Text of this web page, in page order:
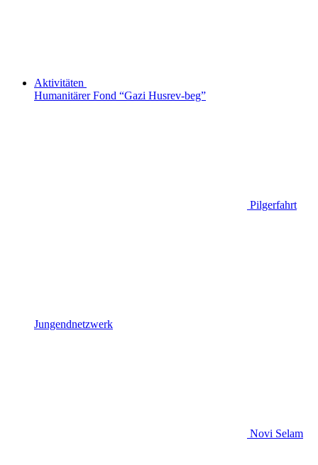
Aktivitäten
Humanitärer Fond “Gazi Husrev-beg”
Pilgerfahrt
Jungendnetzwerk
Novi Selam